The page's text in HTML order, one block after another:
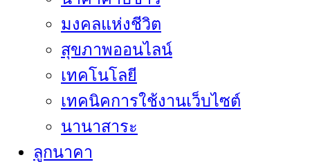
มงคลแห่งชีวิต
สุขภาพออนไลน์
เทคโนโลยี
เทคนิคการใช้งานเว็บไซต์
นานาสาระ
ลูกนาคา